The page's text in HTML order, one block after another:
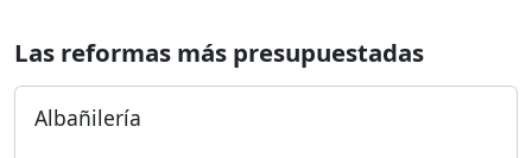
Las reformas más presupuestadas
Albañilería